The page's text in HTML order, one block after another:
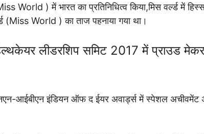
World ) में भारत का प्रतिनिधित्व किया,मिस वर्ल्ड में
(Miss World ) का ताज पहनाया गया था।
लीडरशिप समिट 2017 में प्राउड
आईबीएन इंडियन ऑफ द ईयर अवार्ड्स में स्पेशल अचीवमेंट